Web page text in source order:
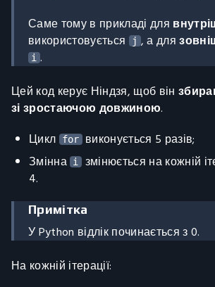
Саме тому в прикладі для
використовується
j , а для
i .
Цей код керує Ніндзя, щоб він
зі зростаючою довжиною.
Цикл
for виконується 5 разів;
Змінна i
змінюється на кожній
4.
Примітка
У Python відлік починається з 0.
На кожній ітерації: